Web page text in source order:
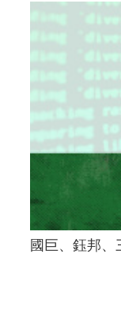
國巨、鈺邦